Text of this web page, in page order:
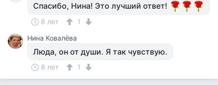
Спасибо, Нина! Это лучший ответ!
8 лет
1
Нина Ковалёва
Люда, он от души. Я так чувствую.
8 лет 1